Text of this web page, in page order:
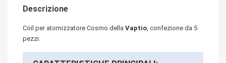
Descrizione
Coil per atomizzatore Cosmo della Vaptio , confezione da 5
pezzi.